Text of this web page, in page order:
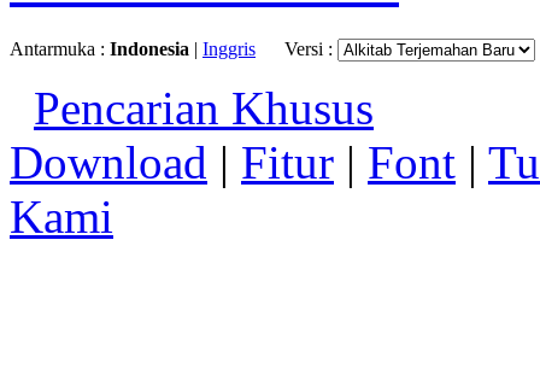
Antarmuka : Indonesia | Inggris Versi :
Pencarian Khusus
Download | Fitur | Font |
Kami